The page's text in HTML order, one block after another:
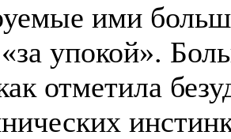
ими
упокой».
отметила